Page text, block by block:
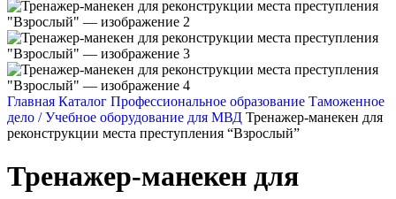
Главная Каталог Профессиональное образование Таможенное
дело / Учебное оборудование для МВД Тренажер-манекен для
реконструкции места преступления “Взрослый”
Тренажер-манекен для